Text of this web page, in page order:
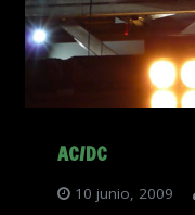
AC/DC
10 junio, 2009